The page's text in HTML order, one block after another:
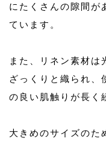
にたくさんの隙間が
ています。
また、リネン素材は
ざっくりと織られ、
の良い肌触りが長く
大きめのサイズのた